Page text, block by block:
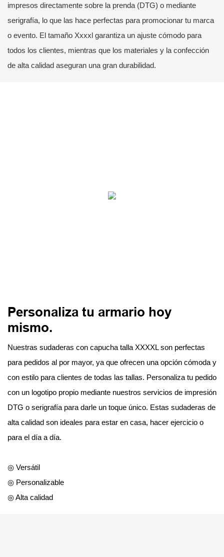
impresos directamente sobre la prenda (DTG) o mediante
serigrafía, lo que las hace perfectas para promocionar tu marca
o evento. El tamaño Xxxxl garantiza un ajuste cómodo para
todos los clientes, mientras que los materiales y la confección
de alta calidad aseguran una gran durabilidad.
Personaliza tu armario hoy
mismo.
Nuestras sudaderas con capucha talla XXXXL son perfectas
para pedidos al por mayor, ya que ofrecen una opción cómoda y
con estilo para clientes de todas las tallas. Personaliza tu pedido
con un logotipo propio mediante nuestros servicios de impresión
DTG o serigrafía para darle un toque único. Estas sudaderas de
alta calidad son ideales para estar en casa, hacer ejercicio o
para el día a día.
◎ Versátil
◎ Personalizable
◎ Alta calidad